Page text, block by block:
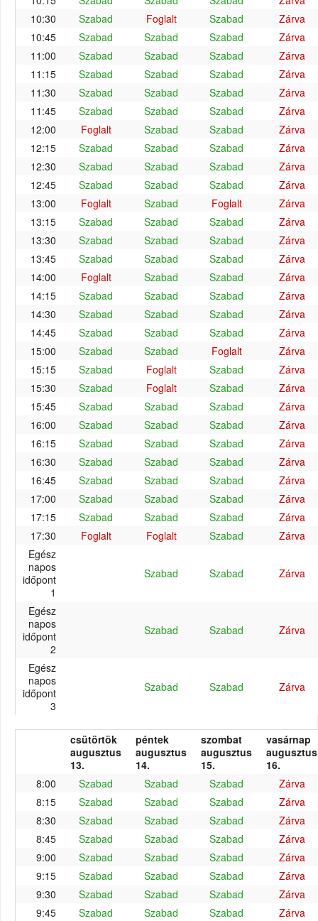
10:30
Szabad Foglalt Szabad
Zárva
10:45
Szabad Szabad Szabad
Zárva
11:00
Szabad Szabad Szabad
Zárva
11:15
Szabad Szabad Szabad
Zárva
11:30
Szabad Szabad Szabad
Zárva
11:45
Szabad Szabad Szabad
Zárva
12:00
Foglalt Szabad Szabad
Zárva
12:15
Szabad Szabad Szabad
Zárva
12:30
Szabad Szabad Szabad
Zárva
12:45
Szabad Szabad Szabad
Zárva
13:00
Foglalt Szabad Foglalt
Zárva
13:15
Szabad Szabad Szabad
Zárva
13:30
Szabad Szabad Szabad
Zárva
13:45
Szabad Szabad Szabad
Zárva
14:00
Foglalt Szabad Szabad
Zárva
14:15
Szabad Szabad Szabad
Zárva
14:30
Szabad Szabad Szabad
Zárva
14:45
Szabad Szabad Szabad
Zárva
15:00
Szabad Szabad Foglalt
Zárva
15:15
Szabad Foglalt Szabad
Zárva
15:30
Szabad Foglalt Szabad
Zárva
15:45
Szabad Szabad Szabad
Zárva
16:00
Szabad Szabad Szabad
Zárva
16:15
Szabad Szabad Szabad
Zárva
16:30
Szabad Szabad Szabad
Zárva
16:45
Szabad Szabad Szabad
Zárva
17:00
Szabad Szabad Szabad
Zárva
17:15
Szabad Szabad Szabad
Zárva
17:30
Foglalt Foglalt Szabad
Zárva
Egész
napos
időpont
1
Szabad Szabad Zárva
Egész
napos
időpont
2
Szabad Szabad Zárva
Egész
napos
időpont
3
Szabad Szabad Zárva
csütörtök
augusztus
13.
péntek
augusztus
14.
szombat
augusztus
15.
vasárnap
augusztus
16.
8:00
Szabad Szabad Szabad
Zárva
8:15
Szabad Szabad Szabad
Zárva
8:30
Szabad Szabad Szabad
Zárva
8:45
Szabad Szabad Szabad
Zárva
9:00
Szabad Szabad Szabad
Zárva
9:15
Szabad Szabad Szabad
Zárva
9:30
Szabad Szabad Szabad
Zárva
9:45
Szabad Szabad Szabad
Zárva